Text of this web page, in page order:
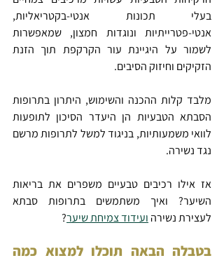
הזקיקים וחיזוק הסיבים.
נגד נשירה.
לעצירת נשירה ועידוד צמיחת שיער?